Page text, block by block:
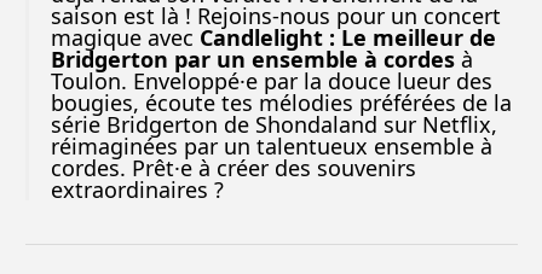
saison est là ! Rejoins-nous pour un concert
magique avec Candlelight : Le meilleur de
Bridgerton par un ensemble à cordes à
Toulon. Enveloppé·e par la douce lueur des
bougies, écoute tes mélodies préférées de la
série Bridgerton de Shondaland sur Netflix,
réimaginées par un talentueux ensemble à
cordes. Prêt·e à créer des souvenirs
extraordinaires ?